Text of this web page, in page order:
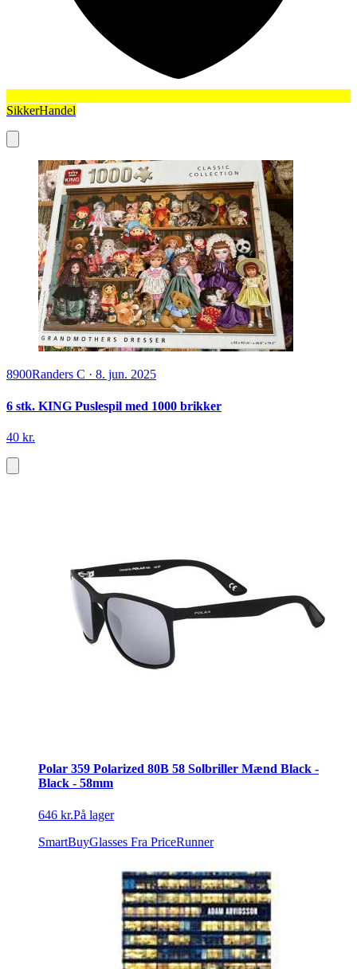
SikkerHandel
8900Randers C · 8. jun. 2025
6 stk. KING Puslespil med 1000 brikker
40 kr.
Polar 359 Polarized 80B 58 Solbriller Mænd Black -
Black - 58mm
646 kr.På lager
SmartBuyGlasses Fra PriceRunner